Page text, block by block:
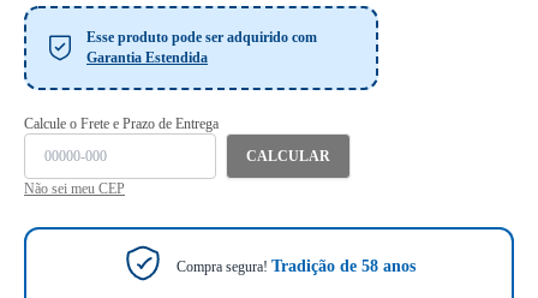
Esse produto pode ser adquirido com
Garantia Estendida
Calcule o Frete e Prazo de Entrega
CALCULAR
Não sei meu CEP
Compra segura! Tradição de 58 anos